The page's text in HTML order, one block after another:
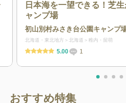
日本海を一望できる！芝
ャンプ場
初山別村みさき台公園キャンプ
北海道・東北地方 北海道 稚内・留萌
5.00 1
おすすめ特集